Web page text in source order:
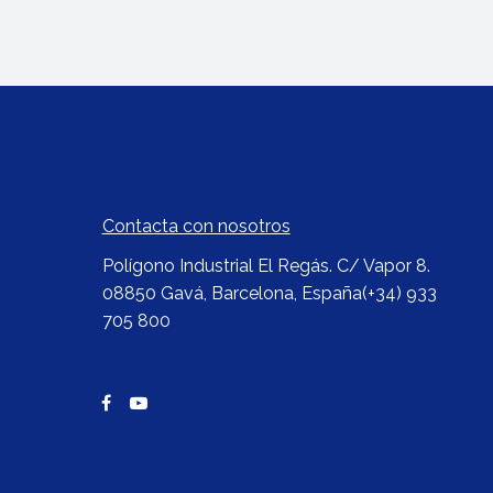
Contacta con nosotros
Polígono Industrial El Regás. C/ Vapor 8.
08850 Gavá, Barcelona, España(+34) 933
705 800